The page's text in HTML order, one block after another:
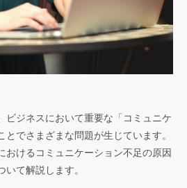
ビジネスにおいて重要な「コミュニケ
でさまざまな問題が生じています。
おけるコミュニケーション不足の原因
て解説します。